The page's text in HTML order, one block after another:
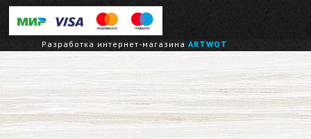
Разработка интернет-магазина ARTWOT